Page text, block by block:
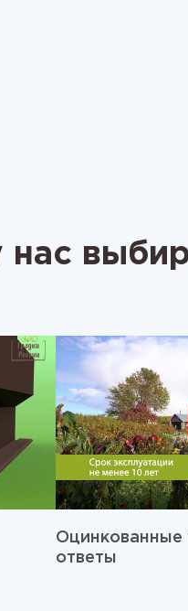
нас
Оцинкованные
ответы